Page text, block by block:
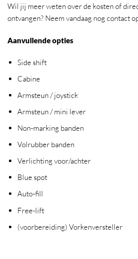
Wil jij meer weten over de kosten of
ontvangen? Neem vandaag nog contact
Aanvullende opties
Side shift
Cabine
Armsteun / joystick
Armsteun / mini lever
Non-marking banden
Volrubber banden
Verlichting voor/achter
Blue spot
Auto-fill
Free-lift
(voorbereiding) Vorkenversteller